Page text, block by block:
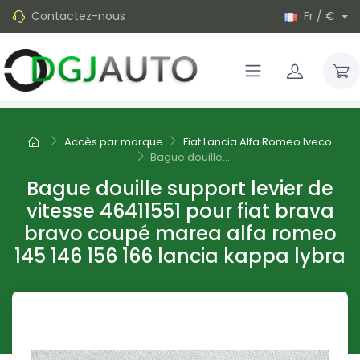
Contactez-nous Fr / €
Accès par marque
Fiat Lancia Alfa Romeo Iveco
Bague douille...
Bague douille support levier de
vitesse 46411551 pour fiat brava
bravo coupé marea alfa romeo
145 146 156 166 lancia kappa lybra